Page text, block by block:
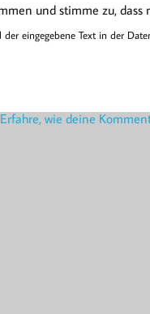
und stimme zu,
eingegebene Text in der
Erfahre, wie deine